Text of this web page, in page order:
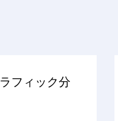
フィック分